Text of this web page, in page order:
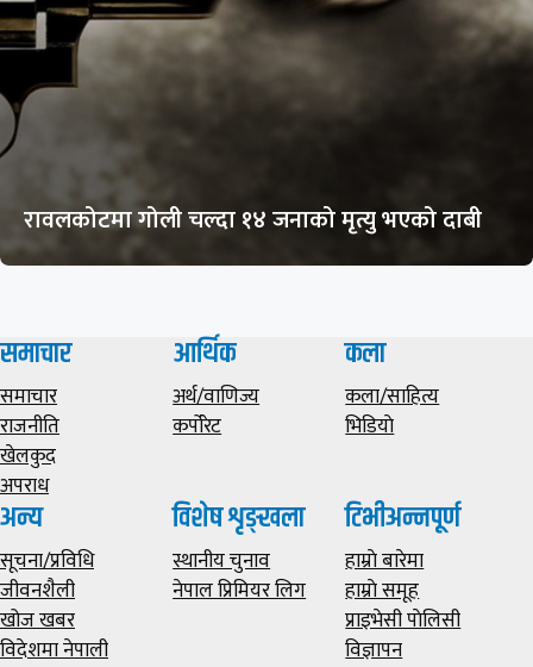
रावलकोटमा गोली चल्दा १४ जनाको मृत्यु भएको दाबी
समाचार
समाचार
राजनीति
खेलकुद
अपराध
आर्थिक
अर्थ/वाणिज्य
कर्पोरेट
कला
कला/साहित्य
भिडियाे
अन्य
सूचना/प्रविधि
जीवनशैली
खोज खबर
विदेशमा नेपाली
विशेष शृङ्खला
स्थानीय चुनाव
नेपाल प्रिमियर लिग
टिभीअन्नपूर्ण
हाम्राे बारेमा
हाम्राे समूह
प्राइभेसी पाेलिसी
विज्ञापन